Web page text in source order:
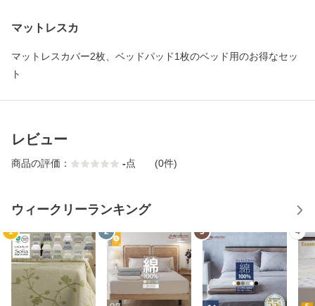
マットレスカ
マットレスカバー2枚、ベッドパッド1枚のベッド用のお得なセッ
ト
レビュー
商品の評価： -点 (0件)
ウィークリーランキング
1 2 3 4